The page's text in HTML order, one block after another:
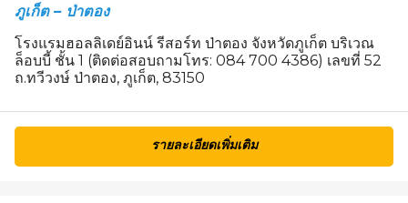
ภูเก็ต – ป่าตอง
โรงแรมฮอลลิเดย์อินน์ รีสอร์ท ป่าตอง จังหวัดภูเก็ต บริเวณ
ล็อบบี้ ชั้น 1 (ติดต่อสอบถามโทร: 084 700 4386) เลขที่ 52
ถ.ทวีวงษ์ ป่าตอง, ภูเก็ต, 83150
รายละเอียดเพิ่มเติม